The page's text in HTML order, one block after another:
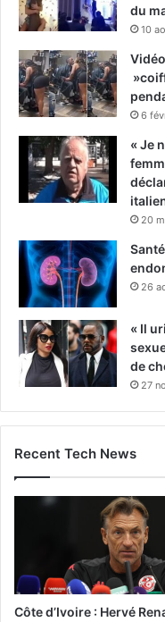
du
10
6
« Je
20
26
« Il
de
27
Recent Tech News
Côte d’Ivoire : Hervé